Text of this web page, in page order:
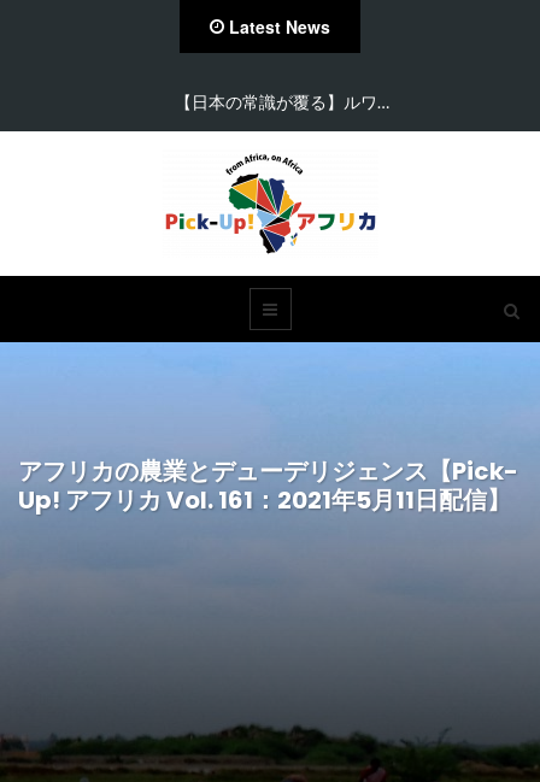
Latest News
【日本の常識が覆る】ルワ…
アフリカの農業とデューデリジェンス【Pick-
Up! アフリカ Vol. 161：2021年5月11日配信】